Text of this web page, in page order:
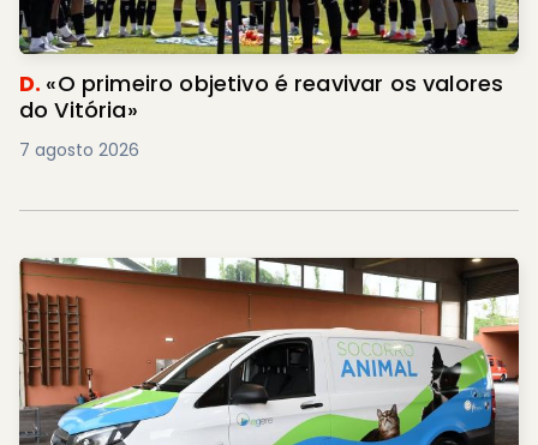
D. «O primeiro objetivo é reavivar os valores
do Vitória»
7 agosto 2026